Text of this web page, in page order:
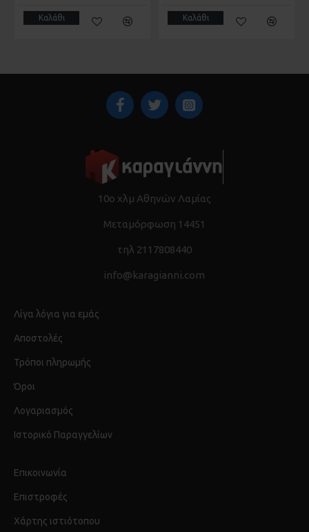
Καλάθι Καλάθι
10ο χλμ Αθηνών Λαμίας
Μεταμόρφωση 14451
τηλ 2117808440
info@karagianni.com
Λίγα λόγια για εμάς
Αποστολές
Τρόποι πληρωμής
Όροι
Λογαριασμός
Ιστορικό Παραγγελίων
Επικοινωνία
Επιστροφές
Χάρτης ιστιότοπου